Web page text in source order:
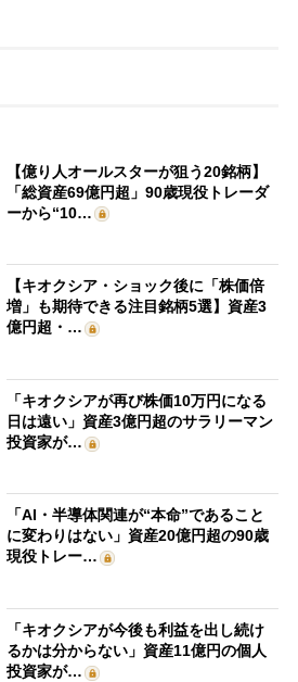
【億り人オールスターが狙う20銘柄】
「総資産69億円超」90歳現役トレーダ
ーから“10…
【キオクシア・ショック後に「株価倍
増」も期待できる注目銘柄5選】資産3
億円超・…
「キオクシアが再び株価10万円になる
日は遠い」資産3億円超のサラリーマン
投資家が…
「AI・半導体関連が“本命”であること
に変わりはない」資産20億円超の90歳
現役トレー…
「キオクシアが今後も利益を出し続け
るかは分からない」資産11億円の個人
投資家が…